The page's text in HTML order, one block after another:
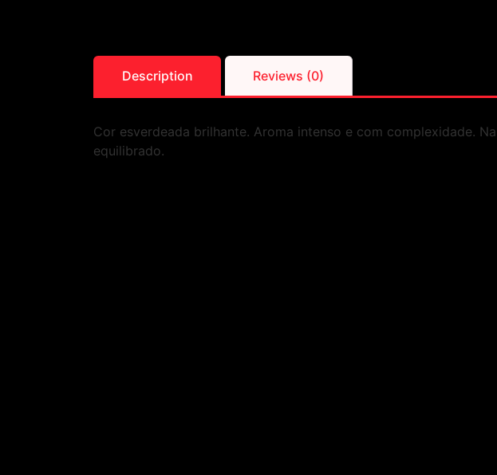
Description Reviews (0)
Cor esverdeada brilhante. Aroma intenso e com complexidade.
equilibrado.